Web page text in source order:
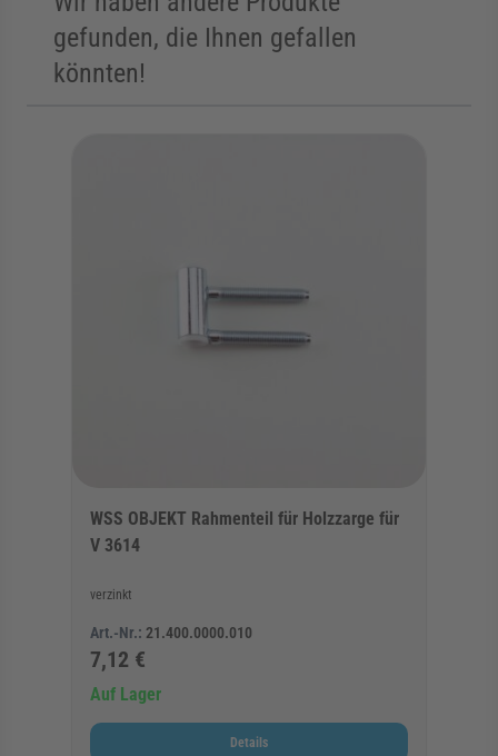
gefunden, die Ihnen gefallen
könnten!
WSS OBJEKT Rahmenteil für Holzzarge für
V 3614
verzinkt
Art.-Nr.: 21.400.0000.010
7,12 €
Auf Lager
Details